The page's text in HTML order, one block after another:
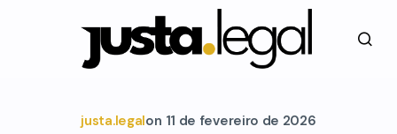
justa.legalon 11 de fevereiro de 2026